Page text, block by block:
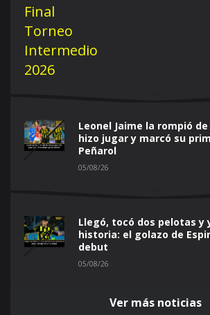
Leonel Jaime la rompió
hizo jugar y marcó su
Peñarol
05/08/26
Llegó, tocó dos pelotas y
historia: el golazo de
debut
05/08/26
Ver más noticias